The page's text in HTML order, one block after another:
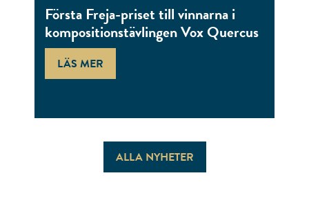
Första Freja-priset till vinnarna i
kompositionstävlingen Vox Quercus
LÄS MER
ALLA NYHETER